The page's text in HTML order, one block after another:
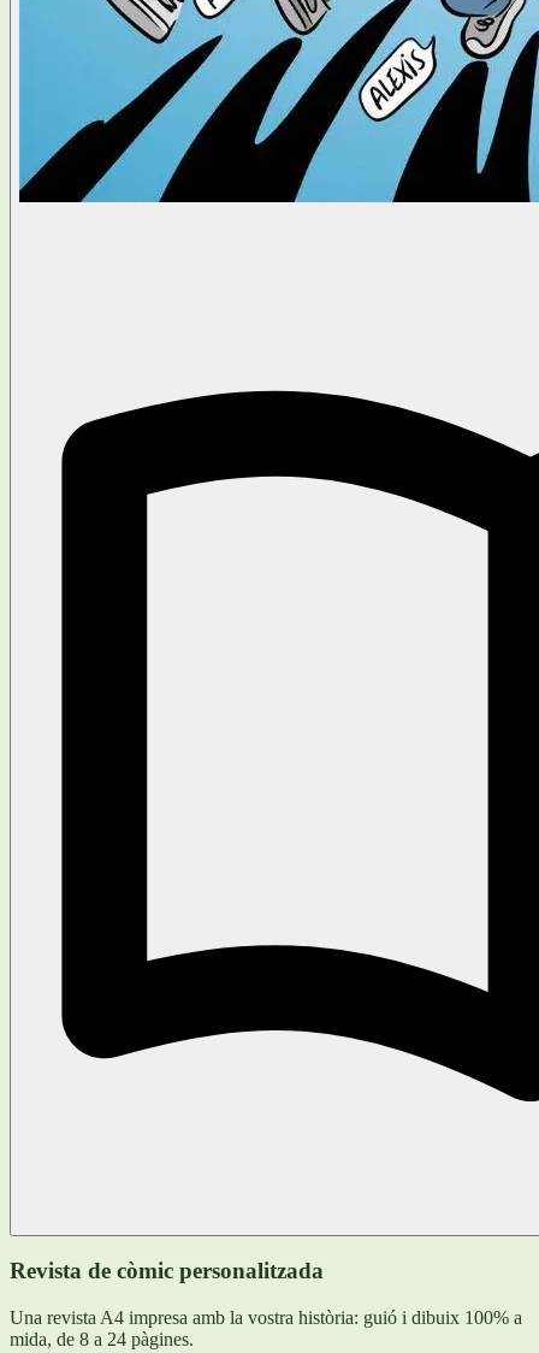
Revista de còmic personalitzada
Una revista A4 impresa amb la vostra història: guió i dibuix 100% a
mida, de 8 a 24 pàgines.